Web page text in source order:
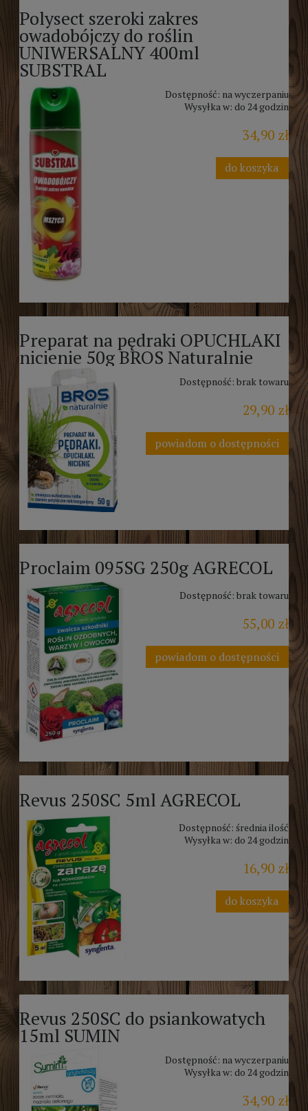
Polysect szeroki zakres
owadobójczy do roślin
UNIWERSALNY 400ml
SUBSTRAL
Dostępność: na wyczerpaniu
Wysyłka w: do 24 godzin
34,90 zł
do koszyka
Preparat na pędraki OPUCHLAKI
nicienie 50g BROS Naturalnie
Dostępność: brak towaru
29,90 zł
powiadom o dostępności
Proclaim 095SG 250g AGRECOL
Dostępność: brak towaru
55,00 zł
powiadom o dostępności
Revus 250SC 5ml AGRECOL
Dostępność: średnia ilość
Wysyłka w: do 24 godzin
16,90 zł
do koszyka
Revus 250SC do psiankowatych
15ml SUMIN
Dostępność: na wyczerpaniu
Wysyłka w: do 24 godzin
34,90 zł